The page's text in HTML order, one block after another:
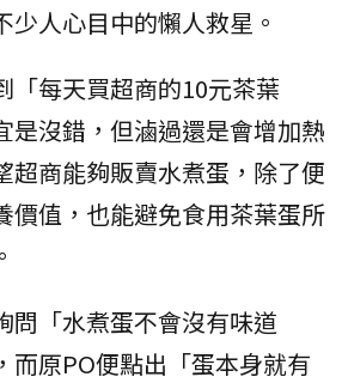
少人心目中的懶人救星。
「每天買超商的10元茶葉
是沒錯，但滷過還是會增加熱
超商能夠販賣水煮蛋，除了便
價值，也能避免食用茶葉蛋所
問「水煮蛋不會沒有味道
而原PO便點出「蛋本身就有